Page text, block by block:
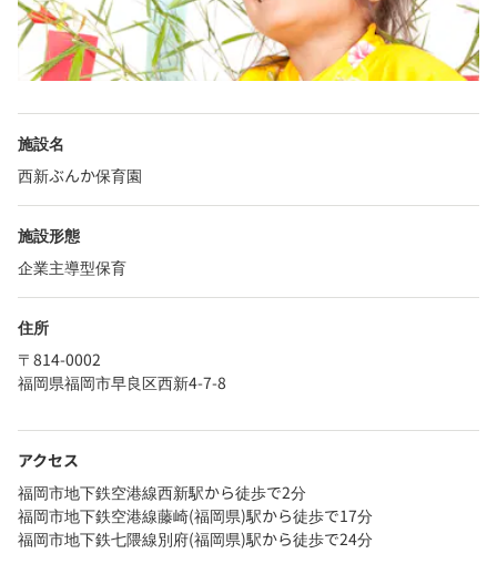
施設名
西新ぶんか保育園
施設形態
企業主導型保育
住所
〒814-0002
福岡県福岡市早良区西新4-7-8
アクセス
福岡市地下鉄空港線西新駅から徒歩で2分
福岡市地下鉄空港線藤崎(福岡県)駅から徒歩で17分
福岡市地下鉄七隈線別府(福岡県)駅から徒歩で24分